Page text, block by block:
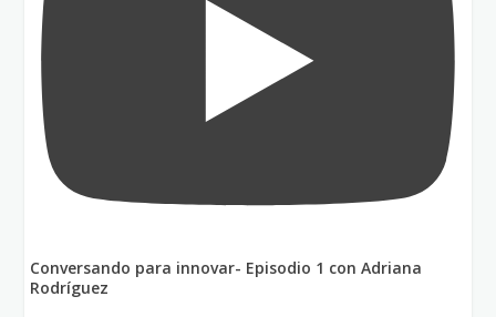
Conversando para innovar- Episodio 1 con Adriana
Rodríguez